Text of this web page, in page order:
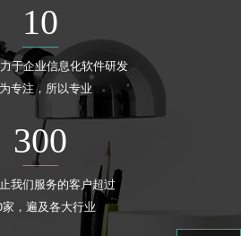
10
于企业信息化软件研发
专注，所以专业
300
我们服务的客户超过
家，遍及各大行业